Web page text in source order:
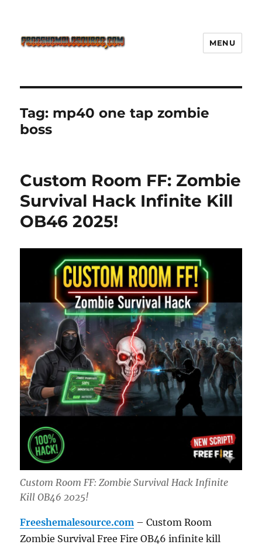
Defense Main Game Ini Pasti
Ketagihan!
MENU
Tag: mp40 one tap zombie
boss
Custom Room FF: Zombie
Survival Hack Infinite Kill
OB46 2025!
Custom Room FF: Zombie Survival Hack Infinite
Kill OB46 2025!
Freeshemalesource.com – Custom Room
Zombie Survival Free Fire OB46 infinite kill